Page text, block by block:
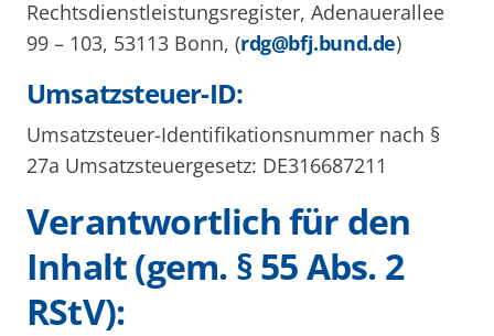
Rechtsdienstleistungsregister, Adenauerallee
99 – 103, 53113 Bonn, (rdg@bfj.bund.de)
Umsatzsteuer-ID:
Umsatzsteuer-Identifikationsnummer nach §
27a Umsatzsteuergesetz: DE316687211
Verantwortlich für den
Inhalt (gem. § 55 Abs. 2
RStV):